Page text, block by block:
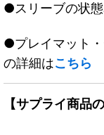
●スリーブの状
●プレイマット
の詳細はこちら
【サプライ商品